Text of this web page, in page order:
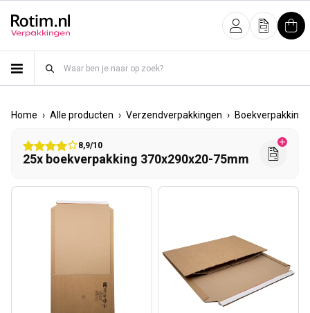
InloggenOfferte
Home › Alle producten › Verzendverpakkingen ›
8,9/10
25x boekverpakking 370x290x20-75mm